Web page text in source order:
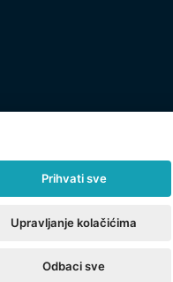
Prihvati sve
Upravljanje kolačićima
Odbaci sve